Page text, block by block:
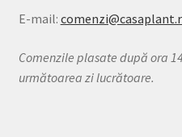
E-mail:
Comenzile plasate după ora
următoarea zi lucrătoare.